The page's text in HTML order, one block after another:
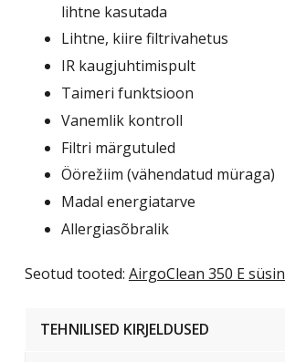
lihtne kasutada
Lihtne, kiire filtrivahetus
IR kaugjuhtimispult
Taimeri funktsioon
Vanemlik kontroll
Filtri märgutuled
Öörežiim (vähendatud müraga)
Madal energiatarve
Allergiasõbralik
Seotud tooted: AirgoClean 350 E
TEHNILISED KIRJELDUSED